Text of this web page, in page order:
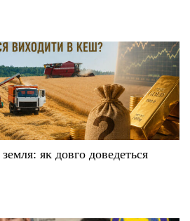
як довго доведеться